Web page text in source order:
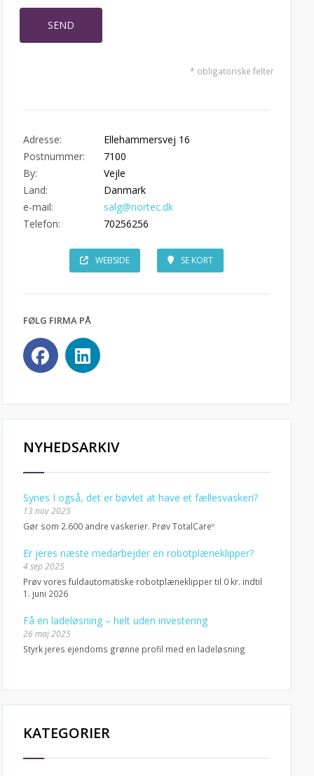
* obligatoriske felter
Adresse:
Ellehammersvej 16
Postnummer:
7100
By:
Vejle
Land:
Danmark
e-mail:
salg@nortec.dk
Telefon:
70256256
WEBSIDE SE KORT
FØLG FIRMA PÅ
NYHEDSARKIV
Synes I også, det er bøvlet at have et fællesvaskeri?
13 nov 2025
Gør som 2.600 andre vaskerier. Prøv TotalCareº
Er jeres næste medarbejder en robotplæneklipper?
4 sep 2025
Prøv vores fuldautomatiske robotplæneklipper til 0 kr. indtil
1. juni 2026
Få en ladeløsning – helt uden investering
26 maj 2025
Styrk jeres ejendoms grønne profil med en ladeløsning
KATEGORIER